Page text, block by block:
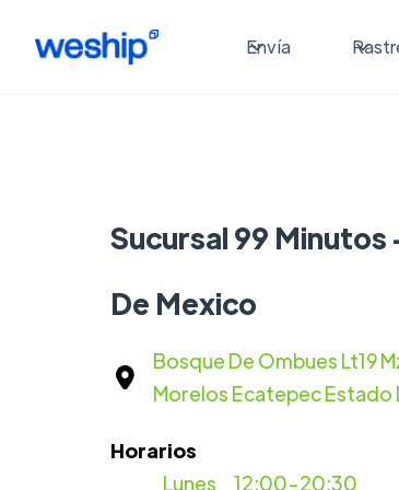
Envía
Sucursal 99 Minutos
De Mexico
Bosque De Ombues Lt19
Morelos Ecatepec Estado
Horarios
12:00-20:30
Lunes